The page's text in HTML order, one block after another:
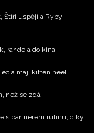
Štíři uspějí a Ryby
rande a do kina
a mají kitten heel
než se zdá
s partnerem rutinu, díky